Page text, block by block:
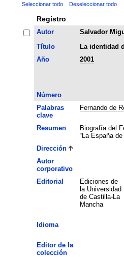
Seleccionar todo Deseleccionar todo
Registro
Autor
Salvador
Título
La identidad
Año
2001
Número
Palabras
clave
Fernando de
Resumen
Biografía del
“La España de
Dirección
Autor
corporativo
Editorial
Ediciones de
la Universidad
de Castilla-La
Mancha
Idioma
Editor de la
colección